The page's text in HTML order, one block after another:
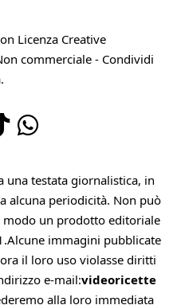
Licenza Creative
commerciale - Condividi
.
una testata giornalistica, in
alcuna periodicità. Non può
un prodotto editoriale
immagini pubblicate
il loro uso violasse diritti
e-mail:videoricette
alla loro immediata